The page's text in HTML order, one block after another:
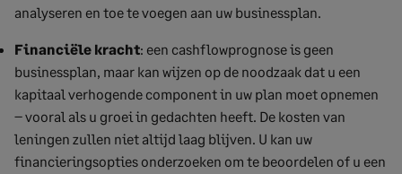
analyseren en toe te voegen aan uw businessplan.
Financiële kracht: een cashflowprognose is geen
businessplan, maar kan wijzen op de noodzaak dat u een
kapitaal verhogende component in uw plan moet opnemen
– vooral als u groei in gedachten heeft. De kosten van
leningen zullen niet altijd laag blijven. U kan uw
financieringsopties onderzoeken om te beoordelen of u een